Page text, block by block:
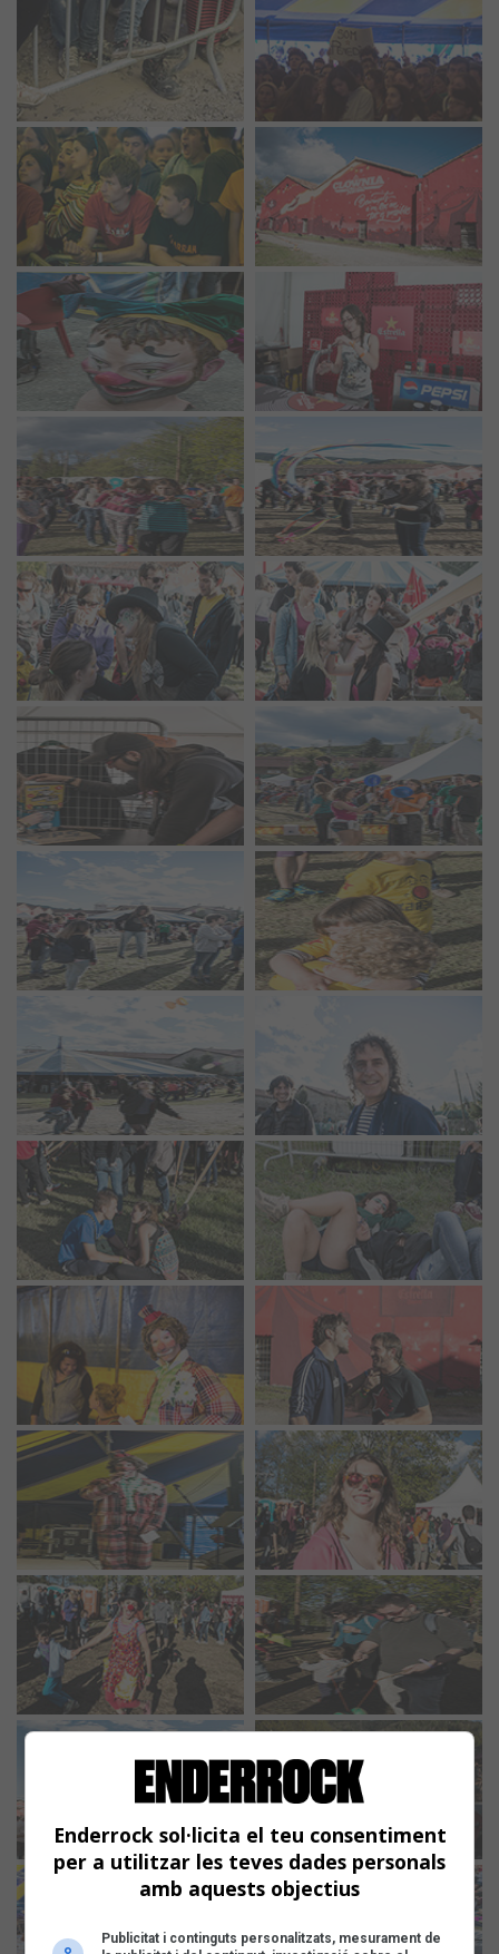
Enderrock sol·licita el teu consentiment
per a utilitzar les teves dades personals
amb aquests objectius
Publicitat i continguts personalitzats, mesurament de